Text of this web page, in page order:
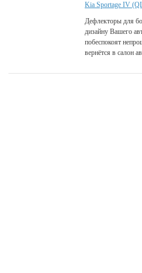
Kia Sportage IV
Дефлекторы для
дизайну Вашего
побеспокоят
вернётся в салон